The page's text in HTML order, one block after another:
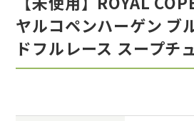
ヤルコペンハーゲン ブ
ドフルレース スープチ